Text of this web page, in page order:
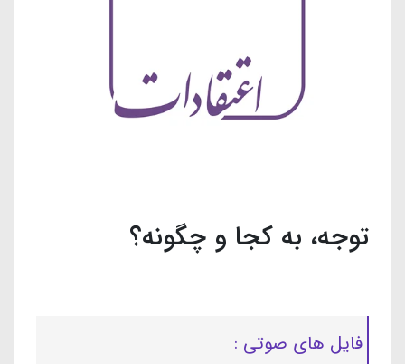
توجه، به کجا و چگونه؟
فایل های صوتی :